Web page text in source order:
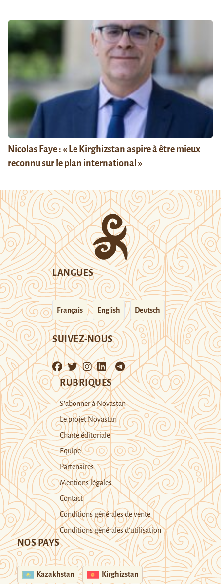
Nicolas Faye : « Le Kirghizstan aspire à être mieux
reconnu sur le plan international »
LANGUES
Français English Deutsch
SUIVEZ-NOUS
RUBRIQUES
S’abonner à Novastan
Le projet Novastan
Charte éditoriale
Equipe
Partenaires
Mentions légales
Contact
Conditions générales de vente
Conditions générales d’utilisation
NOS PAYS
Kazakhstan Kirghizstan